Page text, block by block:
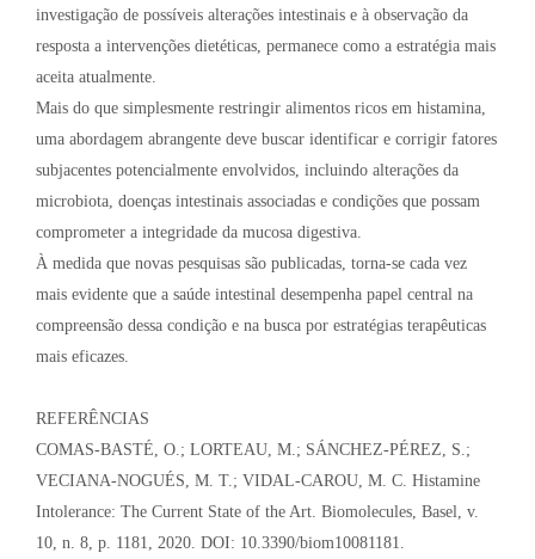
investigação de possíveis alterações intestinais e à observação da
resposta a intervenções dietéticas, permanece como a estratégia mais
aceita atualmente.
Mais do que simplesmente restringir alimentos ricos em histamina,
uma abordagem abrangente deve buscar identificar e corrigir fatores
subjacentes potencialmente envolvidos, incluindo alterações da
microbiota, doenças intestinais associadas e condições que possam
comprometer a integridade da mucosa digestiva.
À medida que novas pesquisas são publicadas, torna-se cada vez
mais evidente que a saúde intestinal desempenha papel central na
compreensão dessa condição e na busca por estratégias terapêuticas
mais eficazes.
REFERÊNCIAS
COMAS-BASTÉ, O.; LORTEAU, M.; SÁNCHEZ-PÉREZ, S.;
VECIANA-NOGUÉS, M. T.; VIDAL-CAROU, M. C. Histamine
Intolerance: The Current State of the Art. Biomolecules, Basel, v.
10, n. 8, p. 1181, 2020. DOI: 10.3390/biom10081181.